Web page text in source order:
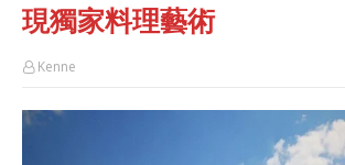
現獨家料理藝術
Kenne